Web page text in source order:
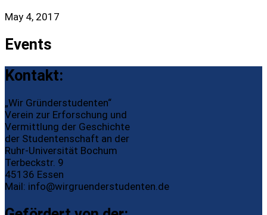
May 4, 2017
Events
Kontakt:
„Wir Gründerstudenten“
Verein zur Erforschung und
Vermittlung der Geschichte
der Studentenschaft an der
Ruhr-Universität Bochum
Terbeckstr. 9
45136 Essen
Mail: info@wirgruenderstudenten.de